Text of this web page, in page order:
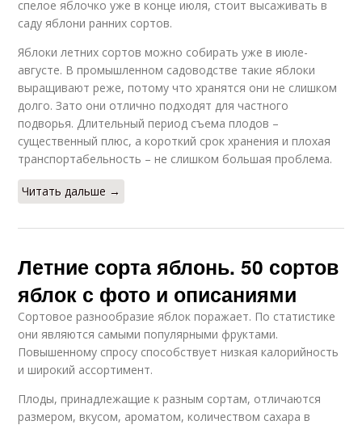
спелое яблочко уже в конце июля, стоит высаживать в
саду яблони ранних сортов.
Яблоки летних сортов можно собирать уже в июле-
августе. В промышленном садоводстве такие яблоки
выращивают реже, потому что хранятся они не слишком
долго. Зато они отлично подходят для частного
подворья. Длительный период съема плодов –
существенный плюс, а короткий срок хранения и плохая
транспортабельность – не слишком большая проблема.
Читать дальше →
Летние сорта яблонь. 50 сортов
яблок с фото и описаниями
Сортовое разнообразие яблок поражает. По статистике
они являются самыми популярными фруктами.
Повышенному спросу способствует низкая калорийность
и широкий ассортимент.
Плоды, принадлежащие к разным сортам, отличаются
размером, вкусом, ароматом, количеством сахара в